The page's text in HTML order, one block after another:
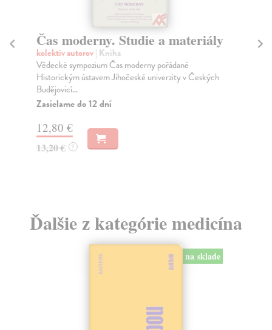
Čas moderny. Studie a materiály
kolektív autorov| Kniha
Vědecké sympozium Čas moderny pořádané
Historickým ústavem Jihočeské univerzity v Českých
Budějovicí...
Zasielame do 12 dní
12,80 €
13,20 € ?
Ďalšie z kategórie medicína
na sklade